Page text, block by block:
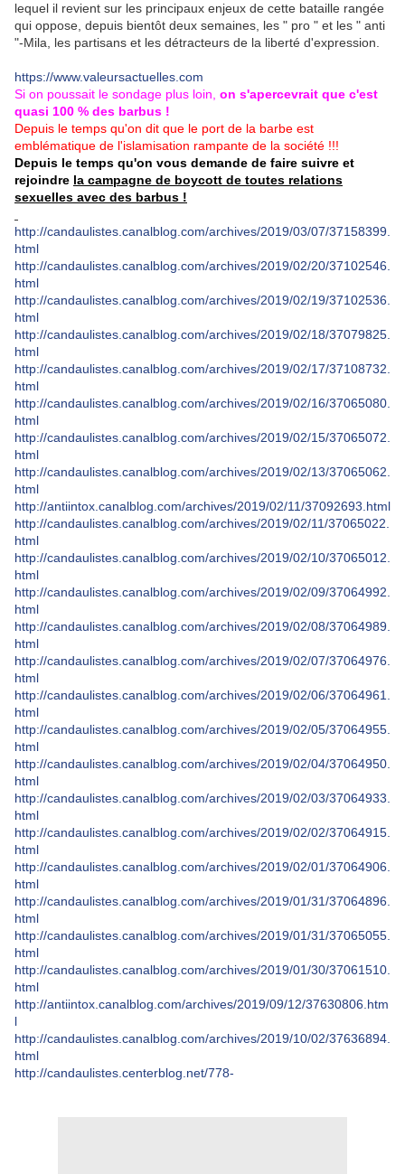
lequel il revient sur les principaux enjeux de cette bataille rangée
qui oppose, depuis bientôt deux semaines, les " pro " et les " anti
"-Mila, les partisans et les détracteurs de la liberté d'expression.
https://www.valeursactuelles.com
Si on poussait le sondage plus loin, on s'apercevrait que c'est
quasi 100 % des barbus !
Depuis le temps qu'on dit que le port de la barbe est
emblématique de l'islamisation rampante de la société !!!
Depuis le temps qu'on vous demande de faire suivre et
rejoindre la campagne de boycott de toutes relations
sexuelles avec des barbus !
http://candaulistes.canalblog.com/archives/2019/03/07/37158399.
html
http://candaulistes.canalblog.com/archives/2019/02/20/37102546.
html
http://candaulistes.canalblog.com/archives/2019/02/19/37102536.
html
http://candaulistes.canalblog.com/archives/2019/02/18/37079825.
html
http://candaulistes.canalblog.com/archives/2019/02/17/37108732.
html
http://candaulistes.canalblog.com/archives/2019/02/16/37065080.
html
http://candaulistes.canalblog.com/archives/2019/02/15/37065072.
html
http://candaulistes.canalblog.com/archives/2019/02/13/37065062.
html
http://antiintox.canalblog.com/archives/2019/02/11/37092693.html
http://candaulistes.canalblog.com/archives/2019/02/11/37065022.
html
http://candaulistes.canalblog.com/archives/2019/02/10/37065012.
html
http://candaulistes.canalblog.com/archives/2019/02/09/37064992.
html
http://candaulistes.canalblog.com/archives/2019/02/08/37064989.
html
http://candaulistes.canalblog.com/archives/2019/02/07/37064976.
html
http://candaulistes.canalblog.com/archives/2019/02/06/37064961.
html
http://candaulistes.canalblog.com/archives/2019/02/05/37064955.
html
http://candaulistes.canalblog.com/archives/2019/02/04/37064950.
html
http://candaulistes.canalblog.com/archives/2019/02/03/37064933.
html
http://candaulistes.canalblog.com/archives/2019/02/02/37064915.
html
http://candaulistes.canalblog.com/archives/2019/02/01/37064906.
html
http://candaulistes.canalblog.com/archives/2019/01/31/37064896.
html
http://candaulistes.canalblog.com/archives/2019/01/31/37065055.
html
http://candaulistes.canalblog.com/archives/2019/01/30/37061510.
html
http://antiintox.canalblog.com/archives/2019/09/12/37630806.htm
l
http://candaulistes.canalblog.com/archives/2019/10/02/37636894.
html
http://candaulistes.centerblog.net/778-